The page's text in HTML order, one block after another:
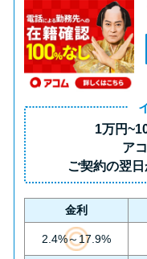
未
学
る？
学
へ
を
ソ
は
1万円
ア
ご契約の翌
金利
2.4%～17.9%